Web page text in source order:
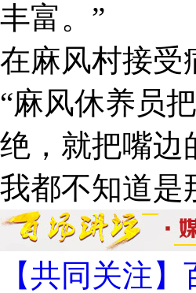
丰富。”
在麻风村接受
“麻风休养员
绝，就把嘴边
我都不知道是
【共同关注